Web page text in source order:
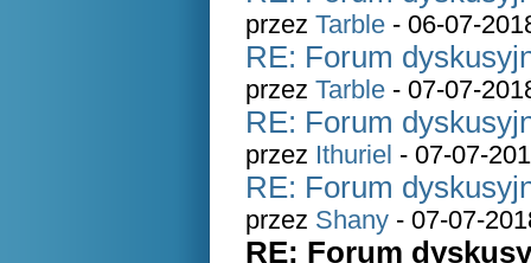
przez Tarble - 06-07-
RE: Forum
przez Tarble - 07-07-
RE: Forum
przez Ithuriel - 07-07-
RE: Forum
przez Shany - 07-07-
RE: Forum